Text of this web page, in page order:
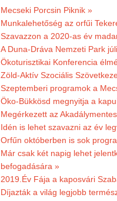
Mecseki Porcsin Piknik »
Munkalehetőség az orfűi
Szavazzon a 2020-as év
A Duna-Dráva Nemzeti Park
Ökoturisztikai Konferencia
Zöld-Aktív Szociális
Szeptemberi programok a
Öko-Bükkösd megnyitja a
Megérkezett az
Idén is lehet szavazni az év
Orfűn októberben is sok
Már csak két napig lehet
befogadására »
2019.Év Fája a kaposvári
Díjazták a világ legjobb